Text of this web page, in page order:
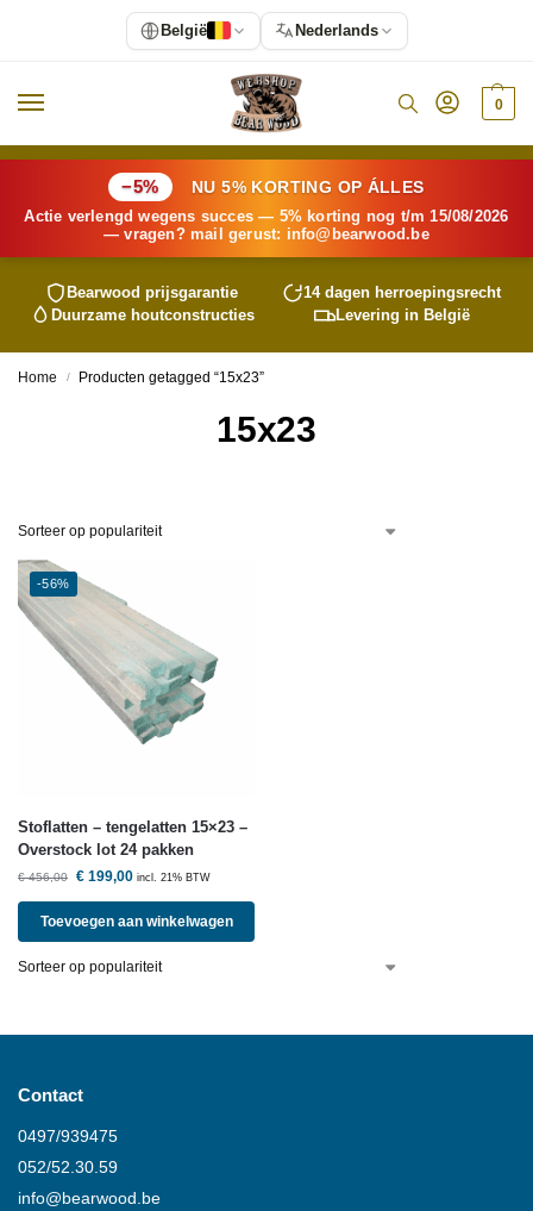
0
−5% NU 5% KORTING OP ÁLLES
Actie verlengd wegens succes — 5% korting nog t/m 15/08/2026
— vragen? mail gerust: info@ bearwood.be
Bearwood prijsgarantie
14 dagen herroepingsrecht
Duurzame houtconstructies
Levering in België
Home / Producten getagged “15x23”
15x23
-56%
Stoflatten – tengelatten 15×23 –
Overstock lot 24 pakken
€456,00 € 199,00 incl. 21% BTW
Toevoegen aan winkelwagen
Contact
0497/939475
052/52.30.59
info@bearwood .be
België Nederlands